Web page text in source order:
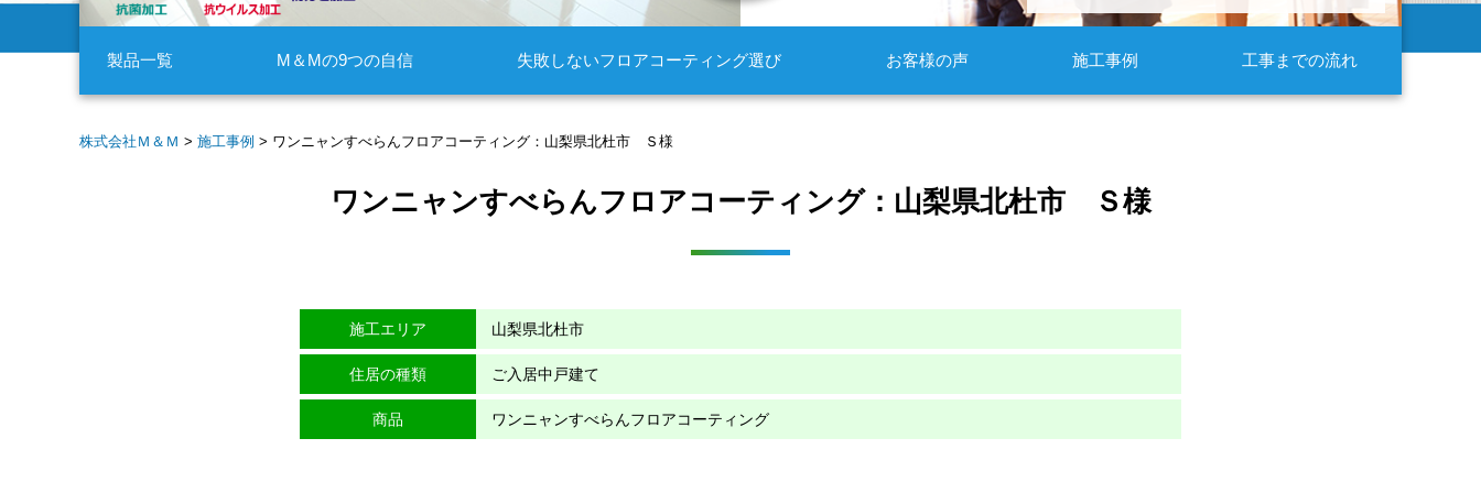
製品一覧 M＆Mの9つの自信 失敗しないフロアコーティング選び お客様の声 施工事例 工事までの流れ
株式会社Ｍ＆Ｍ > 施工事例 > ワンニャンすべらんフロアコーティング：山梨県北杜市 Ｓ様
ワンニャンすべらんフロアコーティング：山梨県北杜市 Ｓ様
施工エリア 山梨県北杜市
住居の種類 ご入居中戸建て
商品 ワンニャンすべらんフロアコーティング